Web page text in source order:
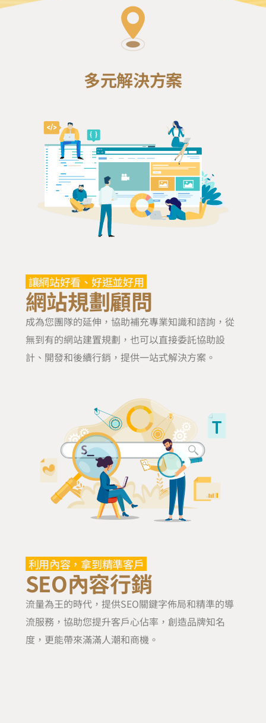
多元解決方案
讓網站好看、好逛並好用
網站規劃顧問
成為您團隊的延伸，協助補充專業知識和諮詢，從
無到有的網站建置規劃，也可以直接委託協助設
計、開發和後續行銷，提供一站式解決方案。
利用內容，拿到精準客戶
SEO內容行銷
流量為王的時代，提供SEO關鍵字佈局和精準的導
流服務，協助您提升客戶心佔率，創造品牌知名
度，更能帶來滿滿人潮和商機。